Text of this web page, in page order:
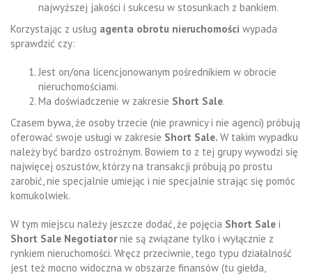
najwyższej jakości i sukcesu w stosunkach z bankiem.
Korzystając z usług agenta obrotu nieruchomości wypada
sprawdzić czy:
Jest on/ona licencjonowanym pośrednikiem w obrocie
nieruchomościami.
Ma doświadczenie w zakresie Short Sale.
Czasem bywa, że osoby trzecie (nie prawnicy i nie agenci) próbują
oferować swoje usługi w zakresie Short Sale. W takim wypadku
należy być bardzo ostrożnym. Bowiem to z tej grupy wywodzi się
najwięcej oszustów, którzy na transakcji próbują po prostu
zarobić, nie specjalnie umiejąc i nie specjalnie strając się pomóc
komukolwiek.
W tym miejscu należy jeszcze dodać, że pojęcia Short Sale i
Short Sale Negotiatornie są związane tylko i wyłącznie z
rynkiem nieruchomości. Wręcz przeciwnie, tego typu działalność
jest też mocno widoczna w obszarze finansów (tu giełda,